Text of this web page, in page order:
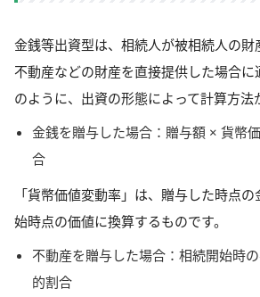
金銭等出資型は、相続人が被相続人の財
不動産などの財産を直接提供した場合に
のように、出資の形態によって計算方法
金銭を贈与した場合：贈与額 × 貨幣
合
「貨幣価値変動率」は、贈与した時点
始時点の価値に換算するものです。
不動産を贈与した場合：相続開始時
的割合